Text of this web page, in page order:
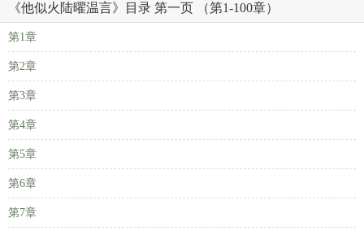
《他似火陆曜温言》目录 第一页 （第1-100章）
第1章
第2章
第3章
第4章
第5章
第6章
第7章